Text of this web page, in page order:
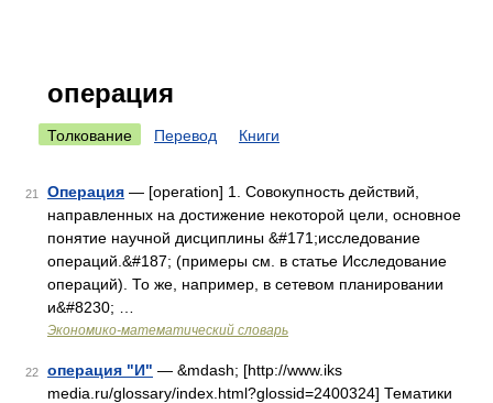
операция
Толкование Перевод Книги
21 Операция — [operation] 1. Совокупность действий,
направленных на достижение некоторой цели, основное
понятие научной дисциплины &#171;исследование
операций.&#187; (примеры см. в статье Исследование
операций). То же, например, в сетевом планировании
и&#8230; …
Экономико-математический словарь
22 операция "И" — &mdash; [http://www.iks
media.ru/glossary/index.html?glossid=2400324] Тематики